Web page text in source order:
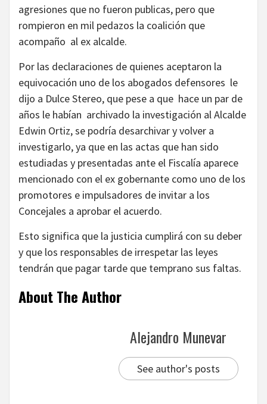
agresiones que no fueron publicas, pero que
rompieron en mil pedazos la coalición que
acompaño al ex alcalde.
Por las declaraciones de quienes aceptaron la
equivocación uno de los abogados defensores le
dijo a Dulce Stereo, que pese a que hace un par de
años le habían archivado la investigación al Alcalde
Edwin Ortiz, se podría desarchivar y volver a
investigarlo, ya que en las actas que han sido
estudiadas y presentadas ante el Fiscalía aparece
mencionado con el ex gobernante como uno de los
promotores e impulsadores de invitar a los
Concejales a aprobar el acuerdo.
Esto significa que la justicia cumplirá con su deber
y que los responsables de irrespetar las leyes
tendrán que pagar tarde que temprano sus faltas.
About The Author
Alejandro Munevar
See author's posts